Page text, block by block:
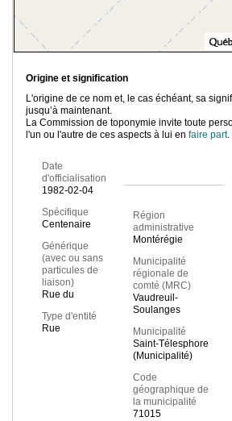
Origine et signification
L'origine de ce nom et, le cas échéant, sa
jusqu’à maintenant.
La Commission de toponymie invite toute
l'un ou l'autre de ces aspects à lui en faire part.
Date
d'officialisation
1982-02-04
Spécifique
Centenaire
Générique
(avec ou sans
particules de
liaison)
Rue du
Type d'entité
Rue
Région
administrative
Montérégie
Municipalité
régionale de
comté (MRC)
Vaudreuil-
Soulanges
Municipalité
Saint-Télesphore
(Municipalité)
Code
géographique de
la municipalité
71015